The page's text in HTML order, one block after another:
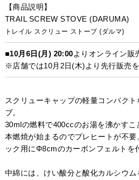
【商品説明】
TRAIL SCREW STOVE (DARUMA)
トレイル スクリュー ストーブ (ダルマ)
■10月6日(月) 20:00よりオンライン販
※店舗では10月2日(木)より先行販売を
スクリューキャップの軽量コンパク
ブ。
30mlの燃料で400ccのお湯を沸かすこ
本燃焼が始まるのでプレヒートが不
ック用にΦ8cmのカーボンフェルトを
中綿には、けい酸分と酸化カルシウ